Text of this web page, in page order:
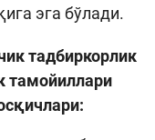
эга бўлади.
тадбиркорлик
тамойиллари